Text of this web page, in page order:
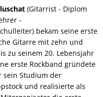
(Gitarrist - Diplom
-
bekam seine erste
Gitarre mit zehn und
zu seinem 20. Lebensjahr
erste Rockband gründete
sein Studium der
und realisierte als